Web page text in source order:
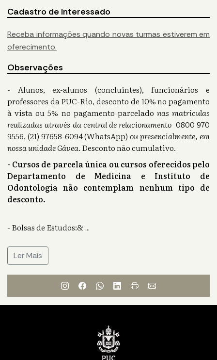
Cadastro de Interessado
Receba informações quando novas turmas estiverem em
oferecimento.
Observações
- Alunos, ex-alunos (concluintes), funcionários e
professores da PUC-Rio, desconto de 10% no pagamento
à vista ou 5% no pagamento parcelado nas matriculas
realizadas através da central de relacionamento 0800 970
9556, (21) 97658-6094 (WhatsApp)ou presencialmente, em
nossa unidade Gávea.Desconto não cumulativo.
- Cursos de parcela única ou cursos oferecidos pelo
Departamento de Medicina e Instituto de
Odontologia não contemplam nenhum tipo de
desconto.
- Bolsas de Estudos:&...
Ler Mais